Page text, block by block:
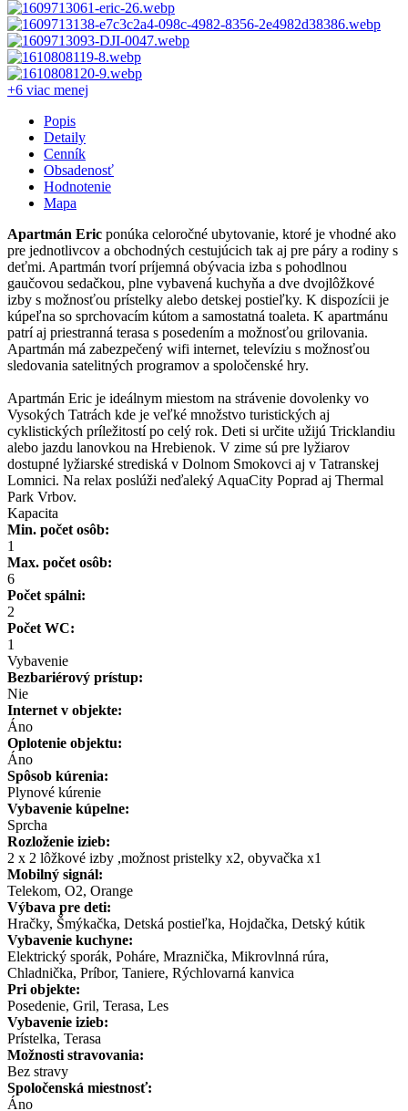
+6 viac menej
Popis
Detaily
Cenník
Obsadenosť
Hodnotenie
Mapa
Apartmán Eric ponúka celoročné ubytovanie, ktoré je vhodné ako
pre jednotlivcov a obchodných cestujúcich tak aj pre páry a rodiny s
deťmi. Apartmán tvorí príjemná obývacia izba s pohodlnou
gaučovou sedačkou, plne vybavená kuchyňa a dve dvojlôžkové
izby s možnosťou prístelky alebo detskej postieľky. K dispozícii je
kúpeľna so sprchovacím kútom a samostatná toaleta. K apartmánu
patrí aj priestranná terasa s posedením a možnosťou grilovania.
Apartmán má zabezpečený wifi internet, televíziu s možnosťou
sledovania satelitných programov a spoločenské hry.
Apartmán Eric je ideálnym miestom na strávenie dovolenky vo
Vysokých Tatrách kde je veľké množstvo turistických aj
cyklistických príležitostí po celý rok. Deti si určite užijú Tricklandiu
alebo jazdu lanovkou na Hrebienok. V zime sú pre lyžiarov
dostupné lyžiarské strediská v Dolnom Smokovci aj v Tatranskej
Lomnici. Na relax poslúži neďaleký AquaCity Poprad aj Thermal
Park Vrbov.
Kapacita
Min. počet osôb:
1
Max. počet osôb:
6
Počet spálni:
2
Počet WC:
1
Vybavenie
Bezbariérový prístup:
Nie
Internet v objekte:
Áno
Oplotenie objektu:
Áno
Spôsob kúrenia:
Plynové kúrenie
Vybavenie kúpelne:
Sprcha
Rozloženie izieb:
2 x 2 lôžkové izby ,možnost pristelky x2, obyvačka x1
Mobilný signál:
Telekom, O2, Orange
Výbava pre deti:
Hračky, Šmýkačka, Detská postieľka, Hojdačka, Detský kútik
Vybavenie kuchyne:
Elektrický sporák, Poháre, Mraznička, Mikrovlnná rúra,
Chladnička, Príbor, Taniere, Rýchlovarná kanvica
Pri objekte:
Posedenie, Gril, Terasa, Les
Vybavenie izieb:
Prístelka, Terasa
Možnosti stravovania:
Bez stravy
Spoločenská miestnosť:
Áno